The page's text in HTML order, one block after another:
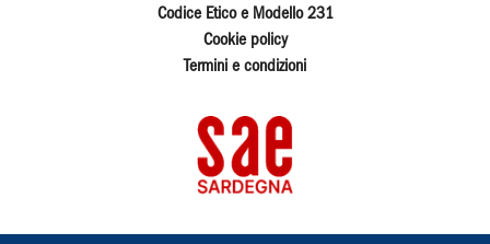
Codice Etico e Modello 231
Cookie policy
Termini e condizioni